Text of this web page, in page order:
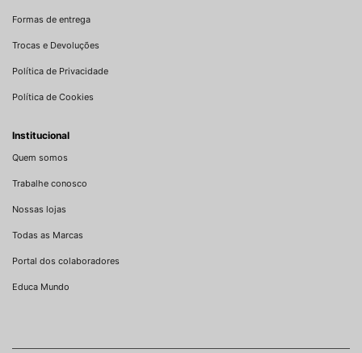
Formas de entrega
Trocas e Devoluções
Política de Privacidade
Política de Cookies
Institucional
Quem somos
Trabalhe conosco
Nossas lojas
Todas as Marcas
Portal dos colaboradores
Educa Mundo